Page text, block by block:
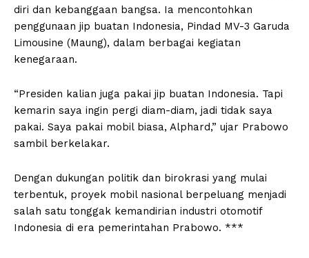
diri dan kebanggaan bangsa. Ia mencontohkan
penggunaan jip buatan Indonesia, Pindad MV-3 Garuda
Limousine (Maung), dalam berbagai kegiatan
kenegaraan.
“Presiden kalian juga pakai jip buatan Indonesia. Tapi
kemarin saya ingin pergi diam-diam, jadi tidak saya
pakai. Saya pakai mobil biasa, Alphard,” ujar Prabowo
sambil berkelakar.
Dengan dukungan politik dan birokrasi yang mulai
terbentuk, proyek mobil nasional berpeluang menjadi
salah satu tonggak kemandirian industri otomotif
Indonesia di era pemerintahan Prabowo. ***